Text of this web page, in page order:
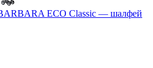
ECO Classic — шалфей